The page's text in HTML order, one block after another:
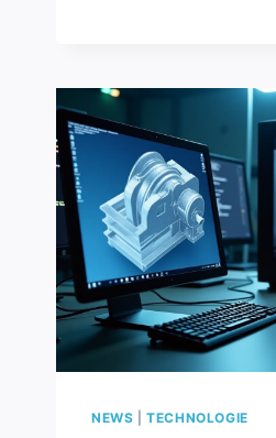
FOKUS
NEWS |TECHNOLOGIE